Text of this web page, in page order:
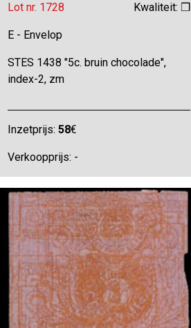
Lot nr. 1728 Kwaliteit: ❒
E - Envelop
STES 1438 "5c. bruin chocolade",
index-2, zm
Inzetprijs:58€
Verkoopprijs: -